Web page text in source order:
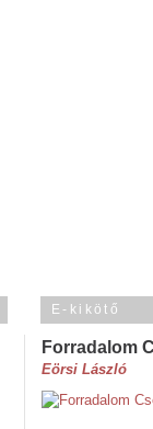
E-kikötő
Forradalom
Eörsi László